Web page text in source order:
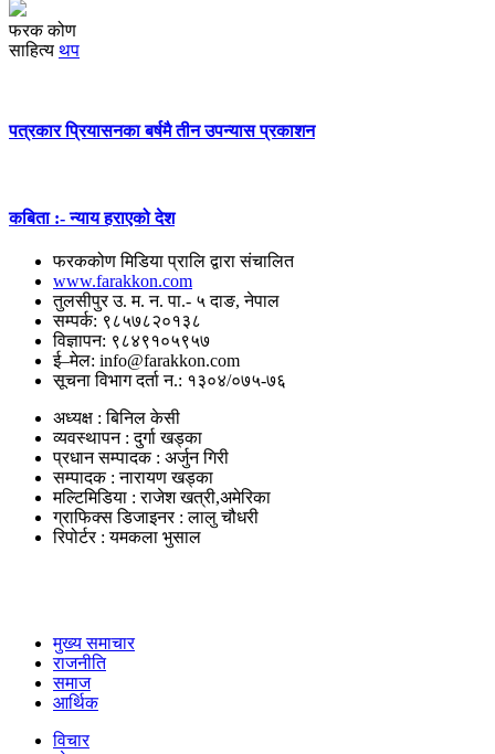
फरक कोण
साहित्य थप
पत्रकार प्रियासनका बर्षमै तीन उपन्यास प्रकाशन
कबिता :- न्याय हराएको देश
फरककोण मिडिया प्रालि द्वारा संचालित
www.farakkon.com
तुलसीपुर उ. म. न. पा.- ५ दाङ, नेपाल
सम्पर्क: ९८५७८२०१३८
विज्ञापन: ९८४९१०५९५७
ई–मेल: info@farakkon.com
सूचना विभाग दर्ता न.: १३०४/०७५-७६
अध्यक्ष : बिनिल केसी
व्यवस्थापन : दुर्गा खड्का
प्रधान सम्पादक : अर्जुन गिरी
सम्पादक : नारायण खड्का
मल्टिमिडिया : राजेश खत्री,अमेरिका
ग्राफिक्स डिजाइनर : लालु चौधरी
रिपोर्टर : यमकला भुसाल
मुख्य समाचार
राजनीति
समाज
आर्थिक
विचार